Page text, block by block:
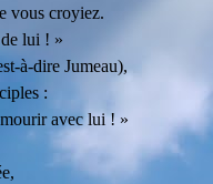
vous croyiez.
lui ! »
à-dire Jumeau),
:
avec lui ! »